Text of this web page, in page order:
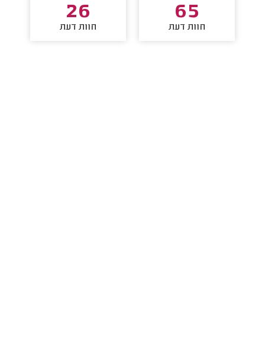
65
חוות דעת
26
חוות דעת